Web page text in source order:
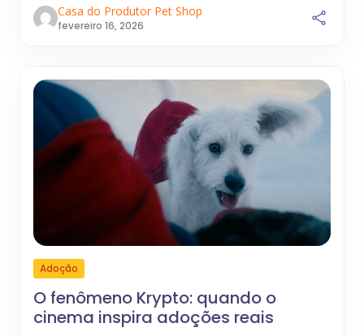
Casa do Produtor Pet Shop
fevereiro 16, 2026
Adoção
O fenômeno Krypto: quando o
cinema inspira adoções reais